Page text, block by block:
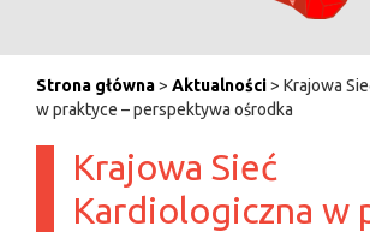
Strona główna> Aktualności> Krajowa
w praktyce – perspektywa ośrodka
Krajowa Sieć
Kardiologiczna w